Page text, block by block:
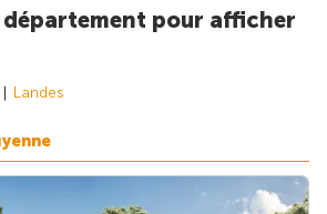
département pour afficher
Landes